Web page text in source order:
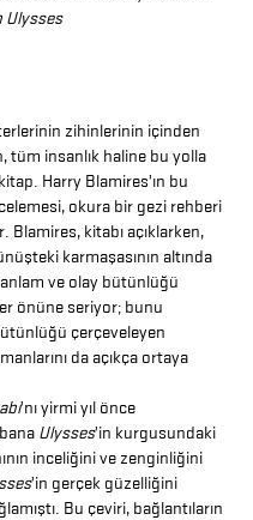
Ulysses
zihinlerinin içinden
tüm insanlık haline bu yolla
Harry Blamires’ın bu
okura bir gezi rehberi
Blamires, kitabı açıklarken,
karmaşasının altında
anlam ve olay bütünlüğü
önüne seriyor; bunu
çerçeveleyen
da açıkça ortaya
’nı yirmi yıl önce
Ulysses’in kurgusundaki
inceliğini ve zenginliğini
’in gerçek güzelliğini
Bu çeviri, bağlantıların